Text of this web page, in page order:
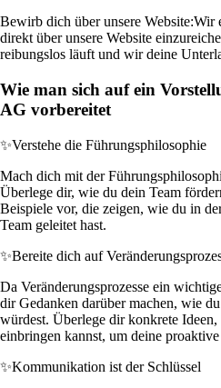
Bewirb dich über unsere Website:Wir
direkt über unsere Website
reibungslos läuft und wir deine
Wie man sich auf ein
AG vorbereitet
✨Verstehe die Führungsphilosophie
Mach dich mit der
Überlege dir, wie du dein Team
Beispiele vor, die zeigen, wie du in
Team geleitet hast.
✨Bereite dich auf
Da Veränderungsprozesse ein
dir Gedanken darüber machen, wie
würdest. Überlege dir konkrete Ideen,
einbringen kannst, um deine
✨Kommunikation ist der Schlüssel